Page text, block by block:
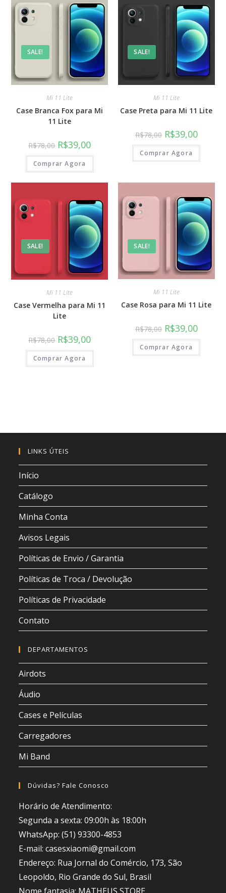
SALE!
Mi 11 Lite
Case Branca Fox para Mi
11 Lite
R$78,00 R$39,00
Comprar Agora
SALE!
Mi 11 Lite
Case Preta para Mi 11 Lite
R$78,00 R$39,00
Comprar Agora
SALE!
Mi 11 Lite
Case Vermelha para Mi 11
Lite
R$78,00 R$39,00
Comprar Agora
SALE!
Mi 11 Lite
Case Rosa para Mi 11 Lite
R$78,00 R$39,00
Comprar Agora
LINKS ÚTEIS
Início
Catálogo
Minha Conta
Avisos Legais
Políticas de Envio / Garantia
Políticas de Troca / Devolução
Políticas de Privacidade
Contato
DEPARTAMENTOS
Airdots
Áudio
Cases e Películas
Carregadores
Mi Band
Dúvidas? Fale Conosco
Horário de Atendimento:
Segunda a sexta: 09:00h às 18:00h
WhatsApp: (51) 93300-4853
E-mail: casesxiaomi@gmail.com
Endereço: Rua Jornal do Comércio, 173, São
Leopoldo, Rio Grande do Sul, Brasil